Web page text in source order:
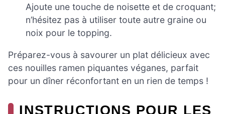
Ajoute une touche de noisette et de croquant;
n’hésitez pas à utiliser toute autre graine ou
noix pour le topping.
Préparez-vous à savourer un plat délicieux avec
ces nouilles ramen piquantes véganes, parfait
pour un dîner réconfortant en un rien de temps !
INSTRUCTIONS POUR LES